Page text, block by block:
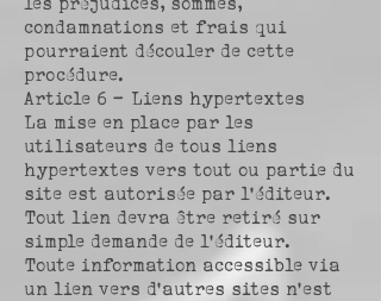
condamnations et frais qui
pourraient découler de cette
procédure.
Article 6 – Liens hypertextes
La mise en place par les
utilisateurs de tous liens
hypertextes vers tout ou partie du
site est autorisée par l’éditeur.
Tout lien devra être retiré sur
simple demande de l’éditeur.
Toute information accessible via
un lien vers d’autres sites n’est